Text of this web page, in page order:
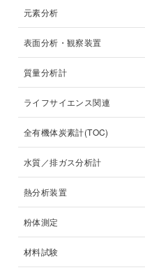
元素分析
表面分析・観察装置
質量分析計
ライフサイエンス関連
全有機体炭素計(TOC)
水質／排ガス分析計
熱分析装置
粉体測定
材料試験